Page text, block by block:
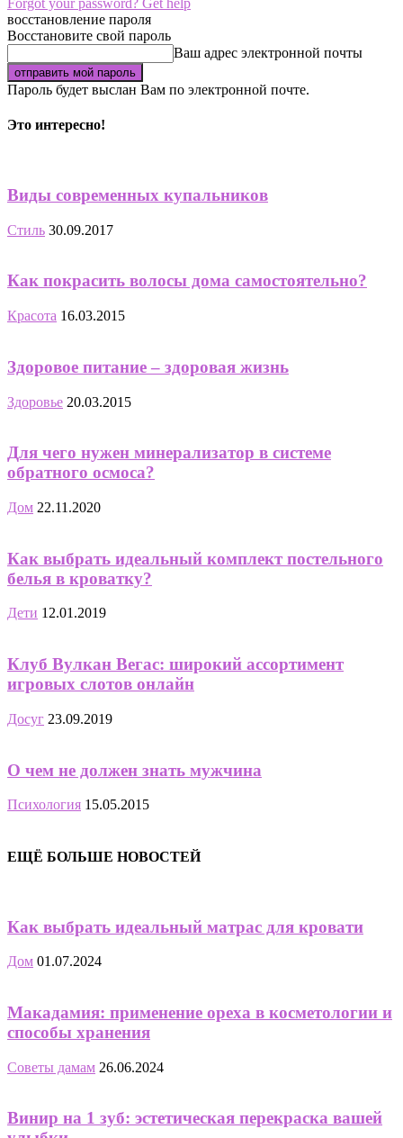
восстановление пароля
Восстановите свой пароль
Ваш адрес электронной почты
Пароль будет выслан Вам по электронной почте.
Это интересно!
Виды современных купальников
Стиль 30.09.2017
Как покрасить волосы дома самостоятельно?
Красота 16.03.2015
Здоровое питание – здоровая жизнь
Здоровье 20.03.2015
Для чего нужен минерализатор в системе
обратного осмоса?
Дом 22.11.2020
Как выбрать идеальный комплект постельного
белья в кроватку?
Дети 12.01.2019
Клуб Вулкан Вегас: широкий ассортимент
игровых слотов онлайн
Досуг 23.09.2019
О чем не должен знать мужчина
Психология 15.05.2015
ЕЩЁ БОЛЬШЕ НОВОСТЕЙ
Как выбрать идеальный матрас для кровати
Дом 01.07.2024
Макадамия: применение ореха в косметологии и
способы хранения
Советы дамам 26.06.2024
Винир на 1 зуб: эстетическая перекраска вашей